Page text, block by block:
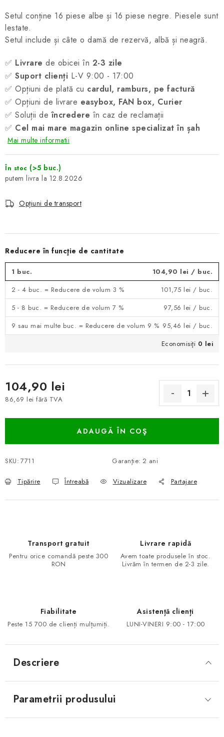
Setul conține 16 piese albe și 16 piese negre. Piesele sunt
lestate.
Setul include și câte o damă de rezervă, albă și neagră.
✅ Livrare de obicei în 2-3 zile
✅ Suport clienți L-V 9:00 - 17:00
✅ Opțiuni de plată cu cardul, ramburs, pe factură
✅ Opțiuni de livrare easybox, FAN box, Curier
✅ Soluții deîncredere în caz de reclamații
✅ Cel mai mare magazin online specializat în șah
Mai multe informatii
În stoc (>5 buc.)
12.8.2026
Opțiuni de transport
Reducere în funcţie de cantitate
1 buc. 104,90 lei / buc.
2 - 4 buc. = Reducere de volum 3 %
101,75 lei / buc.
5 - 8 buc. = Reducere de volum 7 %
97,56 lei / buc.
9 sau mai multe buc. = Reducere de volum 9 % 95,46 lei / buc.
Economisiţi 0 lei
104,90 lei
86,69 lei fără TVA
ADAUGĂ ÎN COŞ
SKU: 7711 Garanţie: 2 ani
Tipărire Întreabă Vizualizare Partajare
Transport gratuit
Pentru orice comandă peste 300
RON
Livrare rapidă
Avem toate produsele în stoc.
Livrăm în termen de 2-3 zile.
Fiabilitate
Peste 15 700 de clienți mulțumiți.
Asistență clienți
LUNI-VINERI 9:00 - 17:00
Descriere
Parametrii produsului